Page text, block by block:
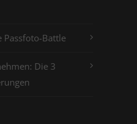
Passfoto-Battle
Die 3